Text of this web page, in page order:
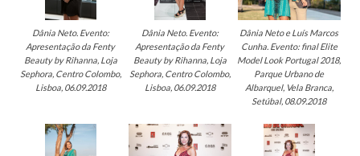
Dânia Neto. Evento:
Apresentação da Fenty
Beauty by Rihanna, Loja
Sephora, Centro Colombo,
Lisboa, 06.09.2018
Dânia Neto. Evento:
Apresentação da Fenty
Beauty by Rihanna, Loja
Sephora, Centro Colombo,
Lisboa, 06.09.2018
Dânia Neto e Luís Marcos
Cunha. Evento: final Elite
Model Look Portugal 2018,
Parque Urbano de
Albarquel, Vela Branca,
Setúbal, 08.09.2018